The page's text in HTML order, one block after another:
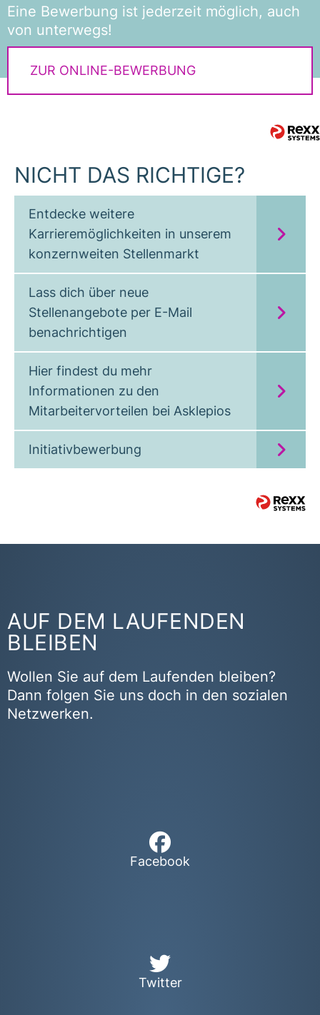
Eine Bewerbung ist jederzeit möglich, auch
von unterwegs!
ZUR ONLINE-BEWERBUNG
NICHT DAS RICHTIGE?
Entdecke weitere
Karrieremöglichkeiten in unserem
konzernweiten Stellenmarkt
Lass dich über neue
Stellenangebote per E-Mail
benachrichtigen
Hier findest du mehr
Informationen zu den
Mitarbeitervorteilen bei Asklepios
Initiativbewerbung
AUF DEM LAUFENDEN
BLEIBEN
Wollen Sie auf dem Laufenden bleiben?
Dann folgen Sie uns doch in den sozialen
Netzwerken.
Facebook
Twitter